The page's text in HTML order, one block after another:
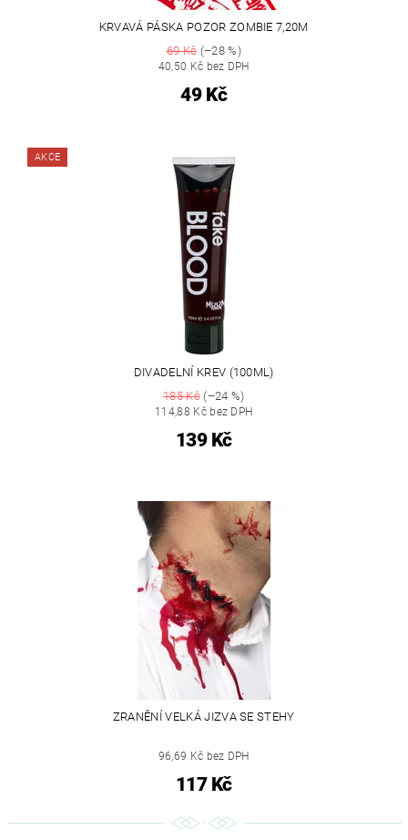
KRVAVÁ PÁSKA POZOR ZOMBIE 7,20M
69 Kč(–28 %)
40,50 Kč bez DPH
49 Kč
AKCE
DIVADELNÍ KREV (100ML)
185 Kč(–24 %)
114,88 Kč bez DPH
139 Kč
ZRANĚNÍ VELKÁ JIZVA SE STEHY
96,69 Kč bez DPH
117 Kč